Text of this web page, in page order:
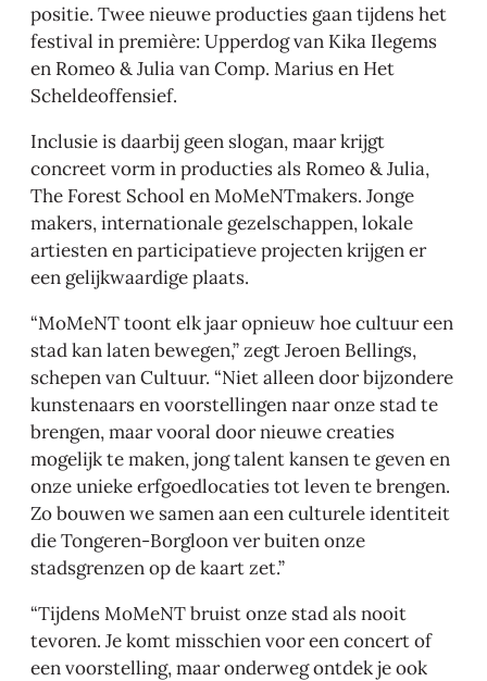
positie. Twee nieuwe producties gaan tijdens het
festival in première: Upperdog van Kika Ilegems
en Romeo & Julia van Comp. Marius en Het
Scheldeoffensief.
Inclusie is daarbij geen slogan, maar krijgt
concreet vorm in producties als Romeo & Julia,
The Forest School en MoMeNTmakers. Jonge
makers, internationale gezelschappen, lokale
artiesten en participatieve projecten krijgen er
een gelijkwaardige plaats.
“MoMeNT toont elk jaar opnieuw hoe cultuur een
stad kan laten bewegen,” zegt Jeroen Bellings,
schepen van Cultuur. “Niet alleen door bijzondere
kunstenaars en voorstellingen naar onze stad te
brengen, maar vooral door nieuwe creaties
mogelijk te maken, jong talent kansen te geven en
onze unieke erfgoedlocaties tot leven te brengen.
Zo bouwen we samen aan een culturele identiteit
die Tongeren-Borgloon ver buiten onze
stadsgrenzen op de kaart zet.”
“Tijdens MoMeNT bruist onze stad als nooit
tevoren. Je komt misschien voor een concert of
een voorstelling, maar onderweg ontdek je ook